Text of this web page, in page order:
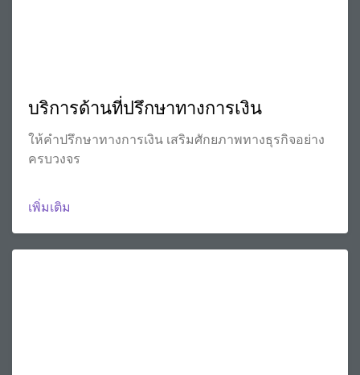
บริการด้านที่ปรึกษาทางการเงิน
ให้คำปรึกษาทางการเงิน เสริมศักยภาพทางธุรกิจอย่าง
ครบวงจร
เพิ่มเติม